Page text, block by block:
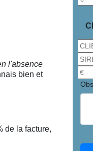
l'absence
bien et
de la facture,